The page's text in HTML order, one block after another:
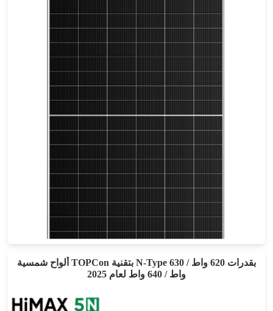
ألواح شمسية TOPCon بتقنية N-Type بقدرات 620 واط / 630
واط / 640 واط لعام 2025